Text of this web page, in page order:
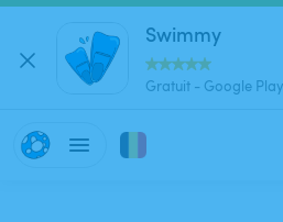
Swimmy
Gratuit - Google Play